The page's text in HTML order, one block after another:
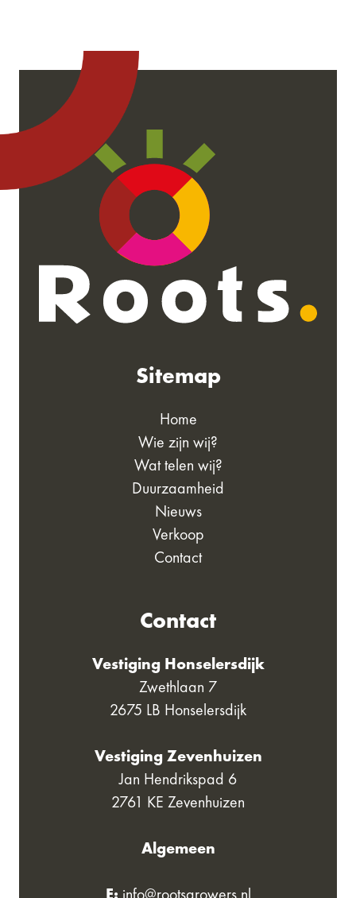
Sitemap
Home
Wie zijn wij?
Wat telen wij?
Duurzaamheid
Nieuws
Verkoop
Contact
Contact
Vestiging Honselersdijk
Zwethlaan 7
2675 LB Honselersdijk
Vestiging Zevenhuizen
Jan Hendrikspad 6
2761 KE Zevenhuizen
Algemeen